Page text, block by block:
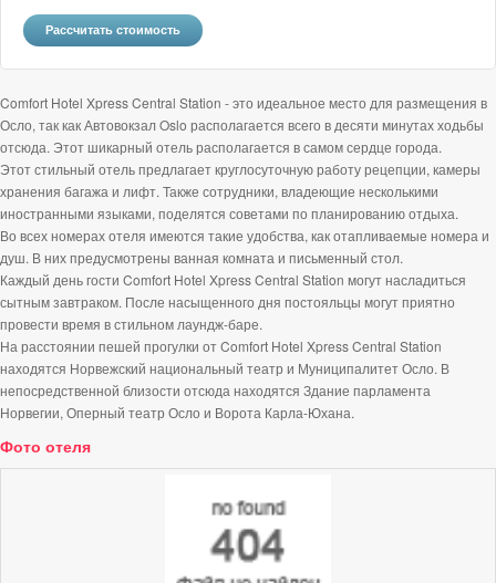
Comfort Hotel Xpress Central Station - это идеальное место для размещения в
Осло, так как Автовокзал Oslo располагается всего в десяти минутах ходьбы
отсюда. Этот шикарный отель располагается в самом сердце города.
Этот стильный отель предлагает круглосуточную работу рецепции, камеры
хранения багажа и лифт. Также сотрудники, владеющие несколькими
иностранными языками, поделятся советами по планированию отдыха.
Во всех номерах отеля имеются такие удобства, как отапливаемые номера и
душ. В них предусмотрены ванная комната и письменный стол.
Каждый день гости Comfort Hotel Xpress Central Station могут насладиться
сытным завтраком. После насыщенного дня постояльцы могут приятно
провести время в стильном лаундж-баре.
На расстоянии пешей прогулки от Comfort Hotel Xpress Central Station
находятся Норвежский национальный театр и Муниципалитет Осло. В
непосредственной близости отсюда находятся Здание парламента
Норвегии, Оперный театр Осло и Ворота Карла-Юхана.
Фото отеля